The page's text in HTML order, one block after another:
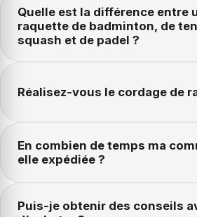
Quelle est la différence entre
raquette de badminton, de
squash et de padel ?
Réalisez-vous le cordage de
En combien de temps ma
elle expédiée ?
Puis-je obtenir des conseils